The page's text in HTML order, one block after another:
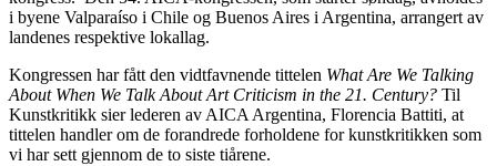
i byene Valparaíso i Chile og Buenos Aires i Argentina, arrangert av
landenes respektive lokallag.
Kongressen har fått den vidtfavnende tittelen What Are We Talking
About When We Talk About Art Criticism in the 21. Century? Til
Kunstkritikk sier lederen av AICA Argentina, Florencia Battiti, at
tittelen handler om de forandrede forholdene for kunstkritikken som
vi har sett gjennom de to siste tiårene.